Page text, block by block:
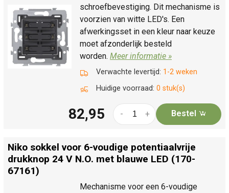
schroefbevestiging. Dit mechanisme is
voorzien van witte LED's. Een
afwerkingsset in een kleur naar keuze
moet afzonderlijk besteld
worden. Meer informatie »
Verwachte levertijd: 1-2 weken
Huidige voorraad: 0 stuk(s)
82,95 +
- Bestel
Niko sokkel voor 6-voudige potentiaalvrije
drukknop 24 V N.O. met blauwe LED (170-
67161)
Mechanisme voor een 6-voudige